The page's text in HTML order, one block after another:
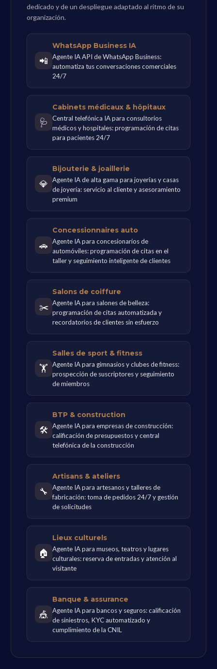
dedicado y de un despliegue adaptado al ritmo de su
organización.
📲
WhatsApp Business IA
Agente IA API de WhatsApp Business:
automatiza tus conversaciones comerciales
24/7
🩺
Cabinets médicaux & hôpitaux
Central telefónica IA para consultorios
médicos y hospitales: programación de citas
para pacientes 24/7
💎
Bijouterie & joaillerie
Agente IA de alta gama para joyerías y casas
de joyería: servicio al cliente y asesoramiento
premium
🚗
Concessionnaires auto
Agente IA para concesionarios de
automóviles: programación de citas en el
taller y seguimiento inteligente de clientes
✂️
Salons de coiffure
Agente IA para salones de belleza:
programación de citas automatizada y
recordatorios de clientes sin esfuerzo
🏋
Salles de sport & fitness
Agente IA para gimnasios y clubes de fitness:
prospección de suscriptores y seguimiento
de miembros
🛠
BTP & construction
Agente IA para empresas de construcción:
calificación de presupuestos y central
telefónica de la construcción
🔧
Artisans & ateliers
Agente IA para artesanos y talleres de
fabricación: toma de pedidos 24/7 y gestión
de solicitudes
🏠
Lieux culturels
Agente IA para museos, teatros y lugares
culturales: reserva de entradas y atención al
visitante
🎪
Banque & assurance
Agente IA para bancos y seguros: calificación
de siniestros, KYC automatizado y
cumplimiento de la CNIL